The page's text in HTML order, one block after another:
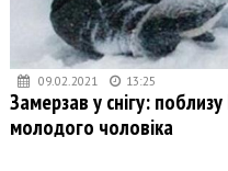
09.02.2021 13:25
Замерзав у снігу:
молодого чоловіка